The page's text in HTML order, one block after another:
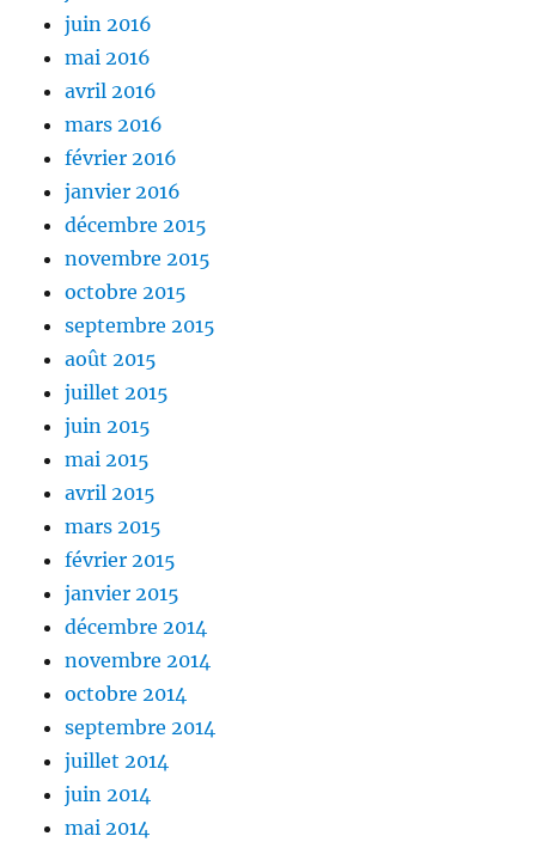
juin 2016
mai 2016
avril 2016
mars 2016
février 2016
janvier 2016
décembre 2015
novembre 2015
octobre 2015
septembre 2015
août 2015
juillet 2015
juin 2015
mai 2015
avril 2015
mars 2015
février 2015
janvier 2015
décembre 2014
novembre 2014
octobre 2014
septembre 2014
juillet 2014
juin 2014
mai 2014